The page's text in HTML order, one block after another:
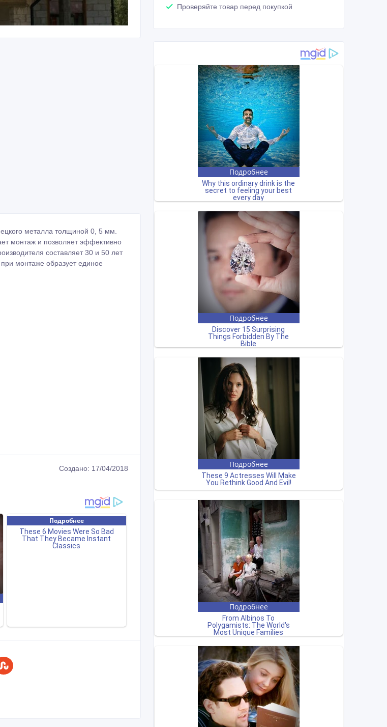
металла толщиной 0, 5 мм.
монтаж и позволяет эффективно
составляет 30 и 50 лет
монтаже образует единое
Создано: 17/04/2018
Проверяйте товар перед покупкой